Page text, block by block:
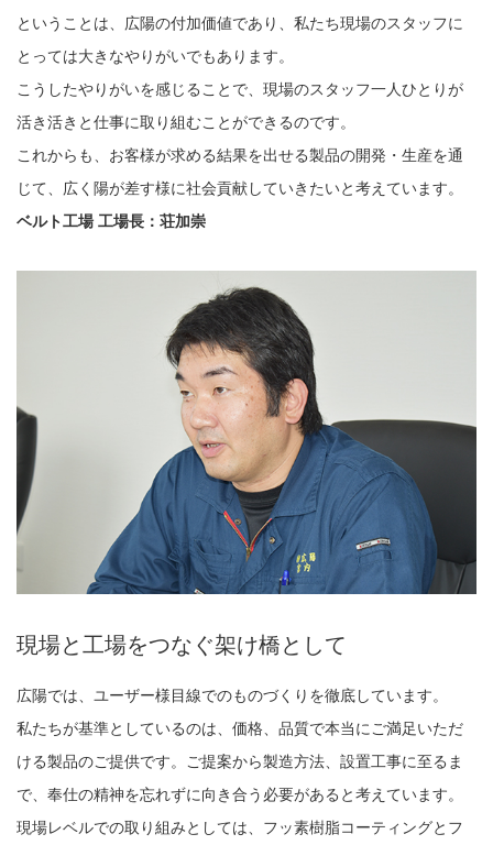
ということは、広陽の付加価値であり、私たち現場のスタッフに
とっては大きなやりがいでもあります。
こうしたやりがいを感じることで、現場のスタッフ一人ひとりが
活き活きと仕事に取り組むことができるのです。
これからも、お客様が求める結果を出せる製品の開発・生産を通
じて、広く陽が差す様に社会貢献していきたいと考えています。
ベルト工場 工場長：荘加崇
現場と工場をつなぐ架け橋として
広陽では、ユーザー様目線でのものづくりを徹底しています。
私たちが基準としているのは、価格、品質で本当にご満足いただ
ける製品のご提供です。ご提案から製造方法、設置工事に至るま
で、奉仕の精神を忘れずに向き合う必要があると考えています。
現場レベルでの取り組みとしては、フッ素樹脂コーティングとフ